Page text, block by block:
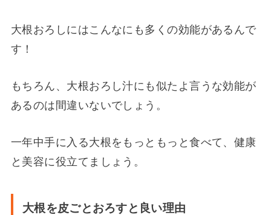
大根おろしにはこんなにも多くの効能があるんで
す！
もちろん、大根おろし汁にも似たよ言うな効能が
あるのは間違いないでしょう。
一年中手に入る大根をもっともっと食べて、健康
と美容に役立てましょう。
大根を皮ごとおろすと良い理由